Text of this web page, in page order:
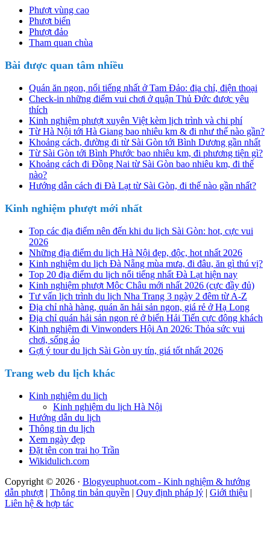
Phượt vùng cao
Phượt biển
Phượt đảo
Tham quan chùa
Bài được quan tâm nhiều
Quán ăn ngon, nổi tiếng nhất ở Tam Đảo: địa chỉ, điện thoại
Check-in những điểm vui chơi ở quận Thủ Đức được yêu
thích
Kinh nghiệm phượt xuyên Việt kèm lịch trình và chi phí
Từ Hà Nội tới Hà Giang bao nhiêu km & đi như thế nào gần?
Khoảng cách, đường đi từ Sài Gòn tới Bình Dương gần nhất
Từ Sài Gòn tới Bình Phước bao nhiêu km, đi phương tiện gì?
Khoảng cách đi Đồng Nai từ Sài Gòn bao nhiêu km, đi thế
nào?
Hướng dẫn cách đi Đà Lạt từ Sài Gòn, đi thế nào gần nhất?
Kinh nghiệm phượt mới nhất
Top các địa điểm nên đến khi du lịch Sài Gòn: hot, cực vui
2026
Những địa điểm du lịch Hà Nội đẹp, độc, hot nhất 2026
Kinh nghiệm du lịch Đà Nẵng mùa mưa, đi đâu, ăn gì thú vị?
Top 20 địa điểm du lịch nổi tiếng nhất Đà Lạt hiện nay
Kinh nghiệm phượt Mộc Châu mới nhất 2026 (cực đầy đủ)
Tư vấn lịch trình du lịch Nha Trang 3 ngày 2 đêm từ A-Z
Địa chỉ nhà hàng, quán ăn hải sản ngon, giá rẻ ở Hạ Long
Địa chỉ quán hải sản ngon rẻ ở biển Hải Tiến cực đông khách
Kinh nghiệm đi Vinwonders Hội An 2026: Thỏa sức vui
chơi, sống ảo
Gợi ý tour du lịch Sài Gòn uy tín, giá tốt nhất 2026
Trang web du lịch khác
Kinh nghiệm du lịch
Kinh nghiệm du lịch Hà Nội
Hướng dẫn du lịch
Thông tin du lịch
Xem ngày đẹp
Đặt tên con trai họ Trần
Wikidulich.com
Copyright © 2026 · Blogyeuphuot.com - Kinh nghiệm & hướng
dẫn phượt | Thông tin bản quyền | Quy định pháp lý | Giới thiệu |
Liên hệ & hợp tác